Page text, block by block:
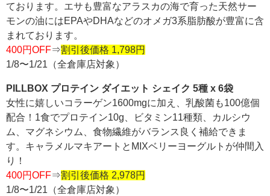
ております。エサも豊富なアラスカの海で育った天然サー
モンの油にはEPAやDHAなどのオメガ3系脂肪酸が豊富に含
まれております。
400円OFF⇒割引後価格 1,798円
1/8〜1/21（全倉庫店対象）
PILLBOX プロテイン ダイエット シェイク 5種 x 6袋
女性に嬉しいコラーゲン1600mgに加え、乳酸菌も100億個
配合！1食でプロテイン10g、ビタミン11種類、カルシウ
ム、マグネシウム、食物繊維がバランス良く補給できま
す。キャラメルマキアートとMIXベリーヨーグルトが仲間入
り！
400円OFF⇒割引後価格 2,978円
1/8〜1/21（全倉庫店対象）